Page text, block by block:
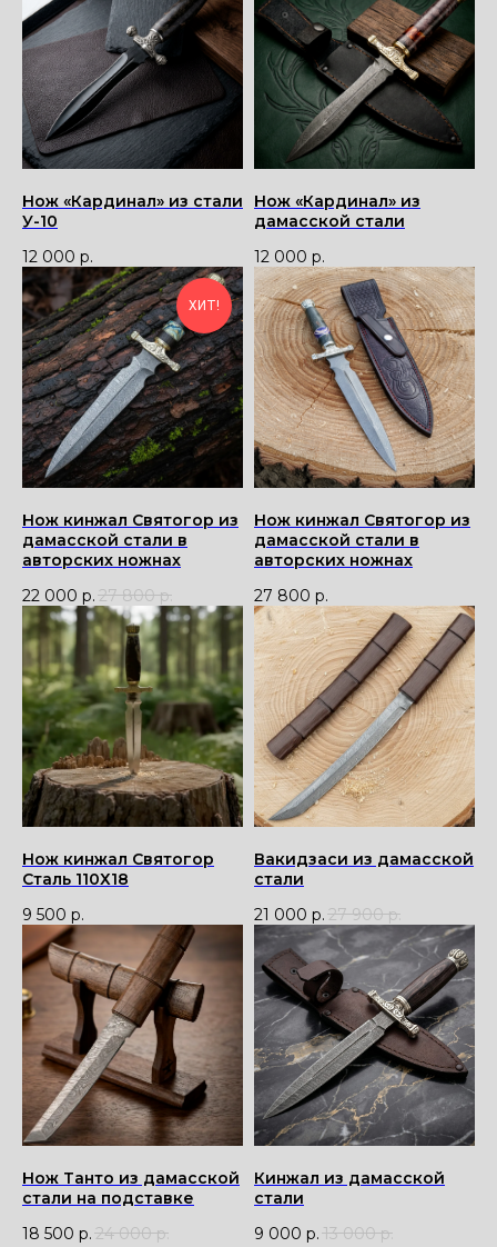
Нож «Кардинал» из стали
У-10
12 000 р.
Нож «Кардинал» из
дамасской стали
12 000 р.
ХИТ!
Нож кинжал Святогор из
дамасской стали в
авторских ножнах
22 000 р. 27 800 р.
Нож кинжал Святогор из
дамасской стали в
авторских ножнах
27 800 р.
Нож кинжал Святогор
Сталь 110Х18
9 500 р.
Вакидзаси из дамасской
стали
21 000 р. 27 900 р.
Нож Танто из дамасской
стали на подставке
18 500 р. 24 000 р.
Кинжал из дамасской
стали
9 000 р. 13 000 р.
для консультации
Адрес:
"НОЖИ ПАВЛОВО", 606104,
ул. Восточная, 3Б (самовывоз), г. Павлово,
Нижегородская обл., Россия
ООО "ПТФ" ИНН 6686090373
Часы работы: ПН-ПТ с 09.00 до 17.00
Телефон: +7 (996) 130−131−1
E-mail: info-torg@bk.ru
+7
Я принимаюполитику
конфиденциальности.
Отправить